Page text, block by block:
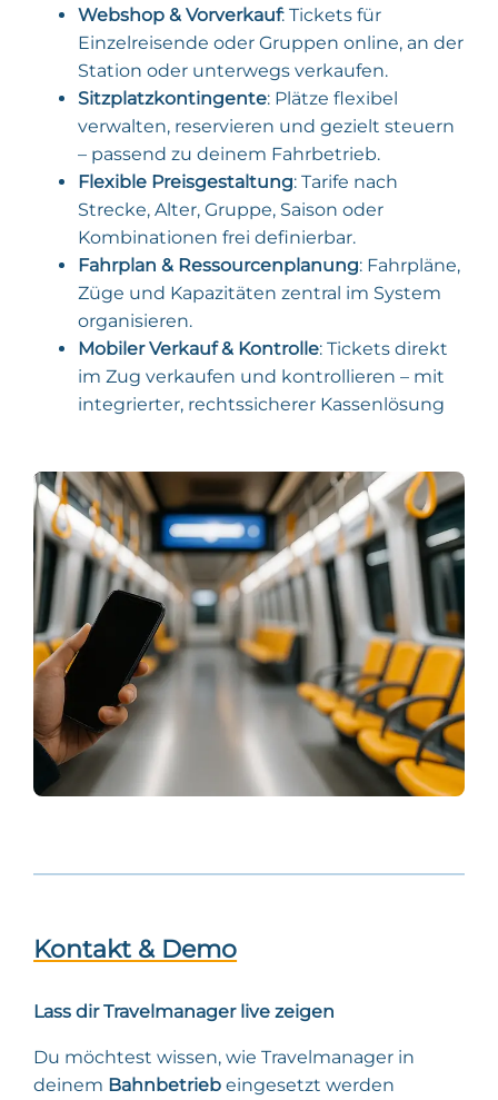
Webshop & Vorverkauf: Tickets für
Einzelreisende oder Gruppen online, an der
Station oder unterwegs verkaufen.
Sitzplatzkontingente: Plätze flexibel
verwalten, reservieren und gezielt steuern
– passend zu deinem Fahrbetrieb.
Flexible Preisgestaltung: Tarife nach
Strecke, Alter, Gruppe, Saison oder
Kombinationen frei definierbar.
Fahrplan & Ressourcenplanung: Fahrpläne,
Züge und Kapazitäten zentral im System
organisieren.
Mobiler Verkauf & Kontrolle: Tickets direkt
im Zug verkaufen und kontrollieren – mit
integrierter, rechtssicherer Kassenlösung
Kontakt & Demo
Lass dir Travelmanager live zeigen
Du möchtest wissen, wie Travelmanager in
deinem Bahnbetrieb eingesetzt werden